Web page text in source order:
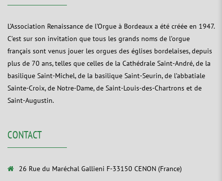
L’Association Renaissance de l’Orgue à Bordeaux a été créée en 1947.
C’est sur son invitation que tous les grands noms de l’orgue
français sont venus jouer les orgues des églises bordelaises, depuis
plus de 70 ans, telles que celles de la Cathédrale Saint-André, de la
basilique Saint-Michel, de la basilique Saint-Seurin, de l’abbatiale
Sainte-Croix, de Notre-Dame, de Saint-Louis-des-Chartrons et de
Saint-Augustin.
CONTACT
26 Rue du Maréchal Gallieni F-33150 CENON (France)